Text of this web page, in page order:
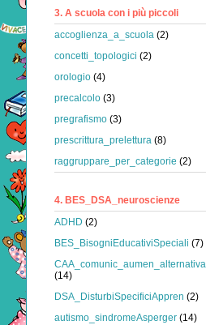
3. A scuola con i più piccoli
accoglienza_a_scuola (2)
concetti_topologici (2)
orologio (4)
precalcolo (3)
pregrafismo (3)
prescrittura_prelettura (8)
raggruppare_per_categorie (2)
4. BES_DSA_neuroscienze
ADHD (2)
BES_BisogniEducativiSpeciali (7)
CAA_comunic_aumen_alternativa
(14)
DSA_DisturbiSpecificiAppren (2)
autismo_sindromeAsperger (14)